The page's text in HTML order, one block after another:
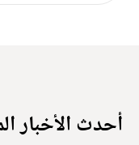
أحدث الأخبار